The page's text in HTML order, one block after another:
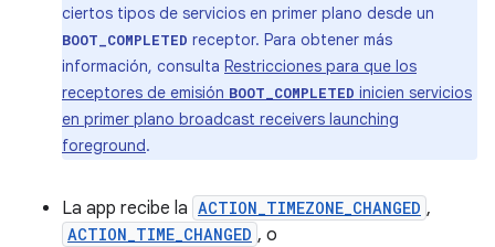
ciertos tipos de servicios en primer plano desde un
BOOT_COMPLETED receptor. Para obtener más
información, consulta Restricciones para que los
receptores de emisión BOOT_COMPLETED inicien servicios
en primer plano broadcast receivers launching
foreground.
La app recibe la ACTION_TIMEZONE_CHANGED ,
ACTION_TIME_CHANGED , o